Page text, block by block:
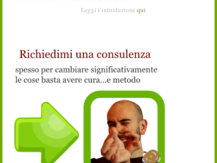
Leggi l’introduzione qui